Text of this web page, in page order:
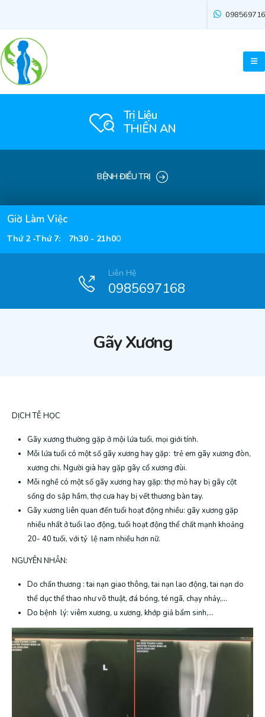
Trị Liệu
THIÊN AN
BỆNH ĐIỀU TRỊ
Giờ Làm Việc
Thứ 2 -Thứ 7: 7h30 - 21h00
Liên Hệ
0985697168
Gãy Xương
DỊCH TỄ HỌC
Gãy xương thường gặp ở mội lứa tuổi, mọi giới tính.
Mỗi lứa tuổi có một số gãy xương hay gặp: trẻ em gãy xương đòn,
xương chi. Người già hay gặp gãy cổ xương đùi.
Mỗi nghề có một số gãy xương hay gặp: thợ mỏ hay bị gãy cột
sống do sập hầm, thợ cưa hay bị vết thương bàn tay.
Gãy xương liên quan đến tuổi hoạt động nhiều: gãy xương gặp
nhiều nhất ở tuổi lao động, tuổi hoạt động thể chất mạnh khoảng
20- 40 tuổi, với tỷ lệ nam nhiều hơn nữ.
NGUYÊN NHÂN:
Do chấn thương : tai nạn giao thông, tai nạn lao động, tai nạn do
thể dục thể thao như võ thuật, đá bóng, té ngã, chạy nhảy,…
Do bệnh lý: viêm xương, u xương, khớp giả bẩm sinh,…